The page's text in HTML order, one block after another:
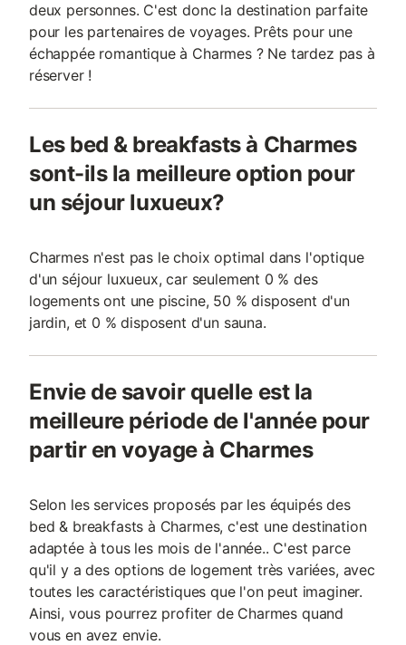
deux personnes. C'est donc la destination parfaite
pour les partenaires de voyages. Prêts pour une
échappée romantique à Charmes ? Ne tardez pas à
réserver !
Les bed & breakfasts à Charmes
sont-ils la meilleure option pour
un séjour luxueux?
Charmes n'est pas le choix optimal dans l'optique
d'un séjour luxueux, car seulement 0 % des
logements ont une piscine, 50 % disposent d'un
jardin, et 0 % disposent d'un sauna.
Envie de savoir quelle est la
meilleure période de l'année pour
partir en voyage à Charmes
Selon les services proposés par les équipés des
bed & breakfasts à Charmes, c'est une destination
adaptée à tous les mois de l'année.. C'est parce
qu'il y a des options de logement très variées, avec
toutes les caractéristiques que l'on peut imaginer.
Ainsi, vous pourrez profiter de Charmes quand
vous en avez envie.